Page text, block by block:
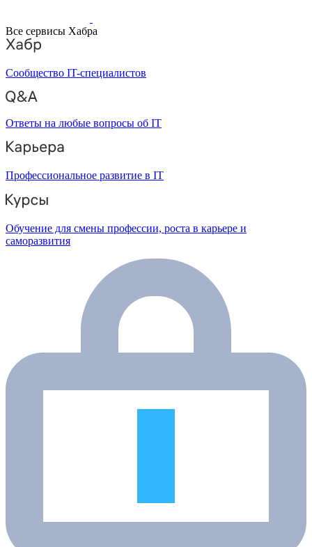
Все сервисы Хабра
Сообщество IT-специалистов
Ответы на любые вопросы об IT
Профессиональное развитие в IT
Обучение для смены профессии, роста в карьере и
саморазвития